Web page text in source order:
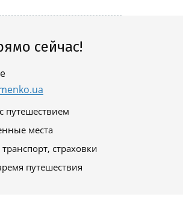
сейчас!
путешествием
места
страховки
путешествия